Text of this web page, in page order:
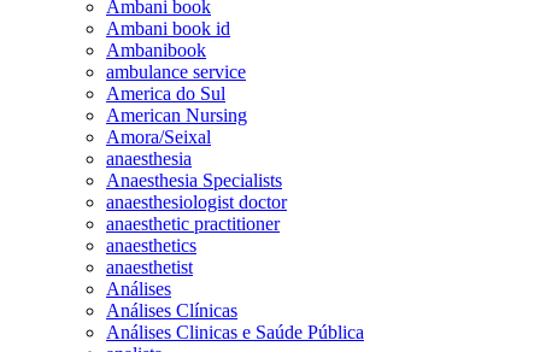
Ambani book
Ambani book id
Ambanibook
ambulance service
America do Sul
American Nursing
Amora/Seixal
anaesthesia
Anaesthesia Specialists
anaesthesiologist doctor
anaesthetic practitioner
anaesthetics
anaesthetist
Análises
Análises Clínicas
Análises Clinicas e Saúde Pública